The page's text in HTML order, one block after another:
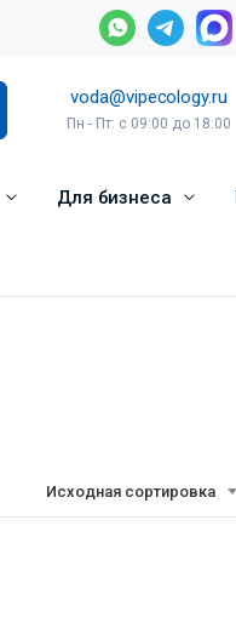
voda@vipecology.ru
Пн - Пт: с 09:00 до 18:00
Для бизнеса
Исходная сортировка